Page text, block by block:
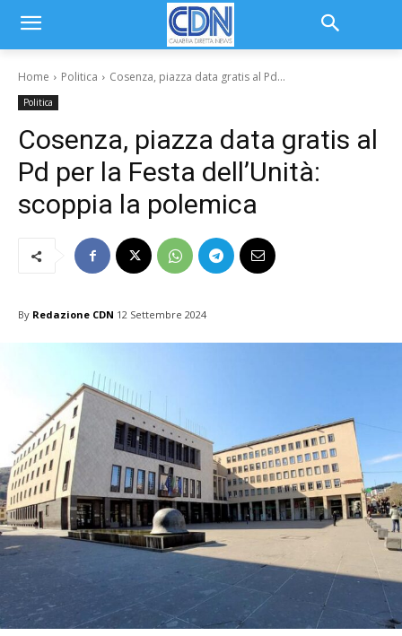
Home Politica Cosenza, piazza data gratis al Pd...
Politica
Cosenza, piazza data gratis al
Pd per la Festa dell’Unità:
scoppia la polemica
By Redazione CDN 12 Settembre 2024